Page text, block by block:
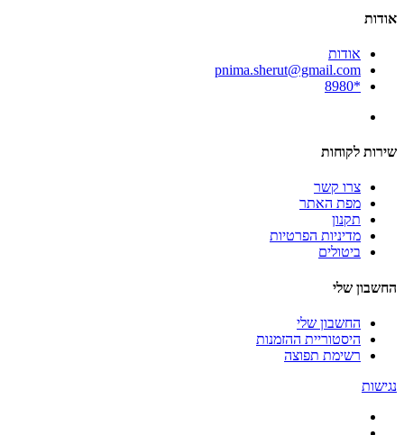
אודות
אודות
pnima.sherut@gmail.com
*8980
שירות לקוחות
צרו קשר
מפת האתר
תקנון
מדיניות הפרטיות
ביטולים
החשבון שלי
החשבון שלי
היסטוריית ההזמנות
רשימת תפוצה
נגישות